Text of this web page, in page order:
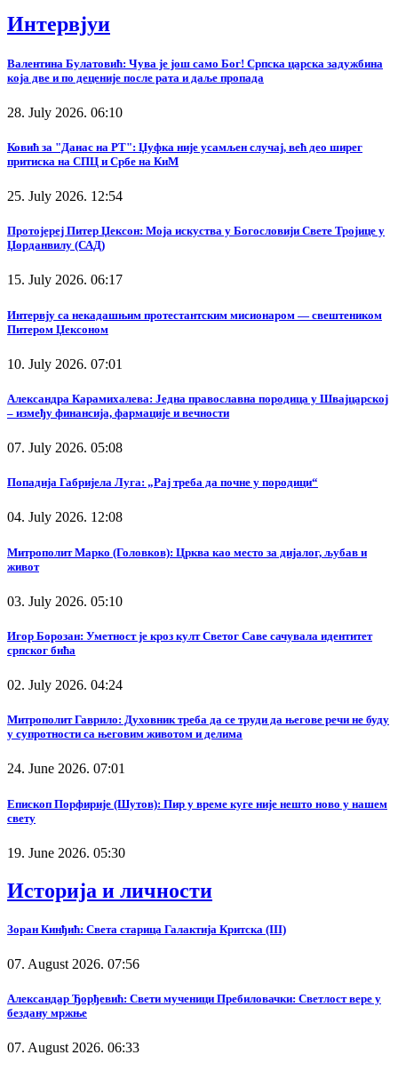
Интервјуи
Валентина Булатовић: Чува је још само Бог! Српска царска задужбина
која две и по деценије после рата и даље пропада
28. July 2026. 06:10
Ковић за "Данас на РТ": Џуфка није усамљен случај, већ део ширег
притиска на СПЦ и Србе на КиМ
25. July 2026. 12:54
Протојереј Питер Џексон: Моја искуства у Богословији Свете Тројице у
Џорданвилу (САД)
15. July 2026. 06:17
Интервју са некадашњим протестантским мисионаром — свештеником
Питером Џексоном
10. July 2026. 07:01
Александра Карамихалева: Једна православна породица у Швајцарској
– између финансија, фармације и вечности
07. July 2026. 05:08
Попадија Габријела Луга: „Рај треба да почне у породици“
04. July 2026. 12:08
Митрополит Марко (Головков): Црква као место за дијалог, љубав и
живот
03. July 2026. 05:10
Игор Борозан: Уметност је кроз култ Светог Саве сачувала идентитет
српског бића
02. July 2026. 04:24
Митрополит Гаврило: Духовник треба да се труди да његове речи не буду
у супротности са његовим животом и делима
24. June 2026. 07:01
Епископ Порфирије (Шутов): Пир у време куге није нешто ново у нашем
свету
19. June 2026. 05:30
Историја и личности
Зоран Кинђић: Света старица Галактија Критска (III)
07. August 2026. 07:56
Александар Ђорђевић: Свети мученици Пребиловачки: Светлост вере у
бездану мржње
07. August 2026. 06:33